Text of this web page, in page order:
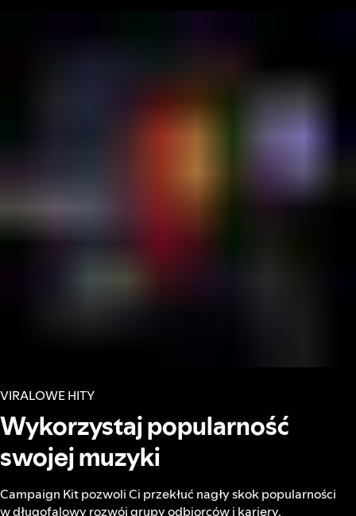
VIRALOWE HITY
Wykorzystaj popularność
swojej muzyki
Campaign Kit pozwoli Ci przekłuć nagły skok popularności
w długofalowy rozwój grupy odbiorców i kariery.